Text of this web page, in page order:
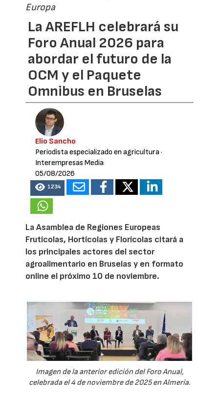
Europa
La AREFLH celebrará su
Foro Anual 2026 para
abordar el futuro de la
OCM y el Paquete
Omnibus en Bruselas
Elio Sancho
Periodista especializado en agricultura·
Interempresas Media
05/08/2026
1234
La Asamblea de Regiones Europeas
Frutícolas, Hortícolas y Florícolas citará a
los principales actores del sector
agroalimentario en Bruselas y en formato
online el próximo 10 de noviembre.
Imagen de la anterior edición del Foro Anual,
celebrada el 4 de noviembre de 2025 en Almería.